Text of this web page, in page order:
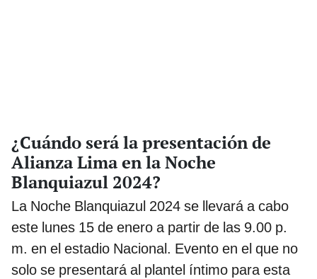
¿Cuándo será la presentación de
Alianza Lima en la Noche
Blanquiazul 2024?
La Noche Blanquiazul 2024 se llevará a cabo
este lunes 15 de enero a partir de las 9.00 p.
m. en el estadio Nacional. Evento en el que no
solo se presentará al plantel íntimo para esta